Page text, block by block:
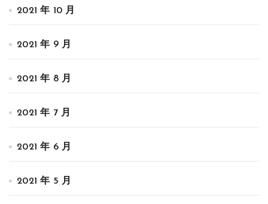
2021 年 10 月
2021 年 9 月
2021 年 8 月
2021 年 7 月
2021 年 6 月
2021 年 5 月